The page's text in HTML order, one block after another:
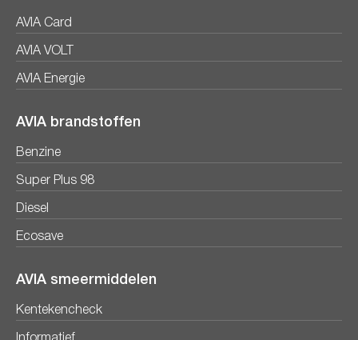
AVIA Card
AVIA VOLT
AVIA Energie
AVIA brandstoffen
Benzine
Super Plus 98
Diesel
Ecosave
AVIA smeermiddelen
Kentekencheck